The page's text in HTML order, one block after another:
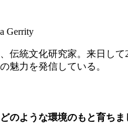
Gerrity
統文化研究家。来日し
魅力を発信している。
のような環境のもと育ちま